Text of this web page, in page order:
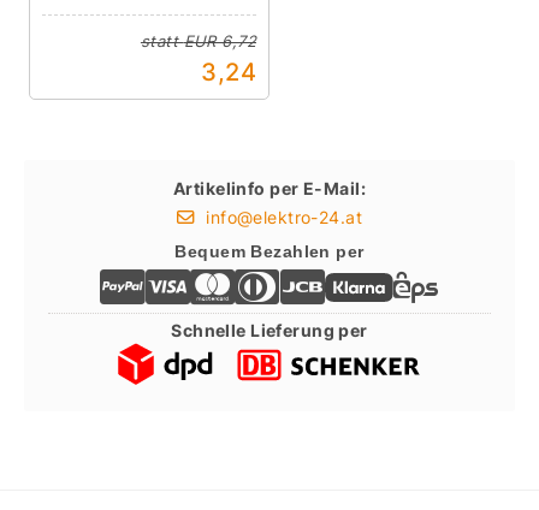
stattEUR 6,72
3,24
Artikelinfo per E-Mail:
info@elektro-24.at
Bequem Bezahlen per
Schnelle Lieferung per